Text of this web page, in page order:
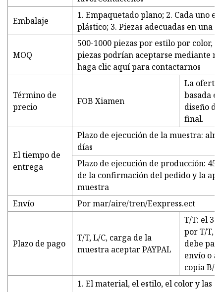
Embalaje
1. Empaquetado plano; 2. Cada uno
plástico; 3. Piezas adecuadas en una
MOQ
500-1000 piezas por estilo por color,
piezas podrían aceptarse mediante
haga clic aquí para contactarnos
Término de
precio
FOB Xiamen
La oferta
basada
diseño
final.
El tiempo de
entrega
Plazo de ejecución de la muestra:
días
Plazo de ejecución de producción: 45-
de la confirmación del pedido y la
muestra
Envío
Por mar/aire/tren/Eexpress.ect
Plazo de pago
T/T, L/C, carga de la
muestra aceptar PAYPAL
T/T: el 30
por T/T,
debe
envío o
copia B/L.
1. El material, el estilo, el color y las